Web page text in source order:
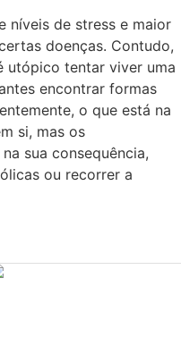
níveis de stress e maior
doenças. Contudo,
utópico tentar viver uma
encontrar formas
o que está na
si, mas os
sua consequência,
ou recorrer a